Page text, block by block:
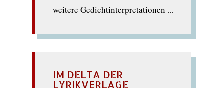
weitere Gedichtinterpretationen ...
IM DELTA DER
LYRIKVERLAGE